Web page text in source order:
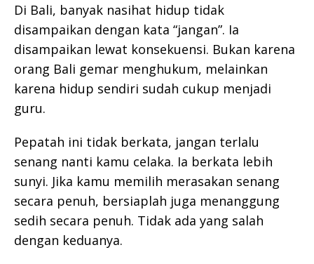
Di Bali, banyak nasihat hidup tidak
disampaikan dengan kata “jangan”. Ia
disampaikan lewat konsekuensi. Bukan karena
orang Bali gemar menghukum, melainkan
karena hidup sendiri sudah cukup menjadi
guru.
Pepatah ini tidak berkata, jangan terlalu
senang nanti kamu celaka. Ia berkata lebih
sunyi. Jika kamu memilih merasakan senang
secara penuh, bersiaplah juga menanggung
sedih secara penuh. Tidak ada yang salah
dengan keduanya.